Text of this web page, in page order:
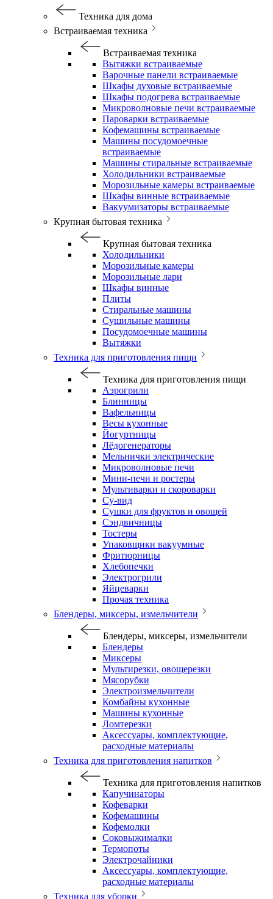
Техника для дома
Встраиваемая техника
Встраиваемая техника
Вытяжки встраиваемые
Варочные панели встраиваемые
Шкафы духовые встраиваемые
Шкафы подогрева встраиваемые
Микроволновые печи встраиваемые
Пароварки встраиваемые
Кофемашины встраиваемые
Машины посудомоечные
встраиваемые
Машины стиральные встраиваемые
Холодильники встраиваемые
Морозильные камеры встраиваемые
Шкафы винные встраиваемые
Вакуумизаторы встраиваемые
Крупная бытовая техника
Крупная бытовая техника
Холодильники
Морозильные камеры
Морозильные лари
Шкафы винные
Плиты
Стиральные машины
Сушильные машины
Посудомоечные машины
Вытяжки
Техника для приготовления пищи
Техника для приготовления пищи
Аэрогрили
Блинницы
Вафельницы
Весы кухонные
Йогуртницы
Лёдогенераторы
Мельнички электрические
Микроволновые печи
Мини-печи и ростеры
Мультиварки и скороварки
Су-вид
Сушки для фруктов и овощей
Сэндвичницы
Тостеры
Упаковщики вакуумные
Фритюрницы
Хлебопечки
Электрогрили
Яйцеварки
Прочая техника
Блендеры, миксеры, измельчители
Блендеры, миксеры, измельчители
Блендеры
Миксеры
Мультирезки, овощерезки
Мясорубки
Электроизмельчители
Комбайны кухонные
Машины кухонные
Ломтерезки
Аксессуары, комплектующие,
расходные материалы
Техника для приготовления напитков
Техника для приготовления напитков
Капучинаторы
Кофеварки
Кофемашины
Кофемолки
Соковыжималки
Термопоты
Электрочайники
Аксессуары, комплектующие,
расходные материалы
Техника для уборки